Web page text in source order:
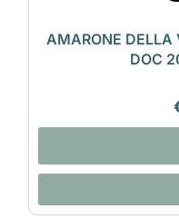
AMARONE DELLA
DOC